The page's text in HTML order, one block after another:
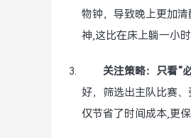
物钟，导致晚上更加
神,这比在床上躺一小时
关注策略：只看“
好，筛选出主队比赛
仅节省了时间成本,更